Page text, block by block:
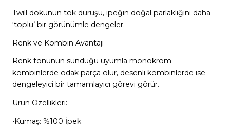
Twill dokunun tok duruşu, ipeğin doğal parlaklığını daha
‘toplu’ bir görünümle dengeler.
Renk ve Kombin Avantajı
Renk tonunun sunduğu uyumla monokrom
kombinlerde odak parça olur, desenli kombinlerde ise
dengeleyici bir tamamlayıcı görevi görür.
Ürün Özellikleri:
•Kumaş: %100 İpek